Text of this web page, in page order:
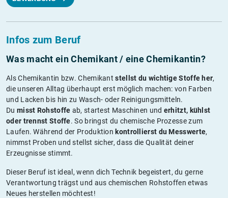
Infos zum Beruf
Was macht ein Chemikant / eine Chemikantin?
Als Chemikantin bzw. Chemikantstellst du wichtige Stoffe her,
die unseren Alltag überhaupt erst möglich machen: von Farben
und Lacken bis hin zu Wasch- oder Reinigungsmitteln.
Du misst Rohstoffe ab, startest Maschinen und erhitzt, kühlst
oder trennst Stoffe. So bringst du chemische Prozesse zum
Laufen. Während der Produktionkontrollierst du Messwerte,
nimmst Proben und stellst sicher, dass die Qualität deiner
Erzeugnisse stimmt.
Dieser Beruf ist ideal, wenn dich Technik begeistert, du gerne
Verantwortung trägst und aus chemischen Rohstoffen etwas
Neues herstellen möchtest!